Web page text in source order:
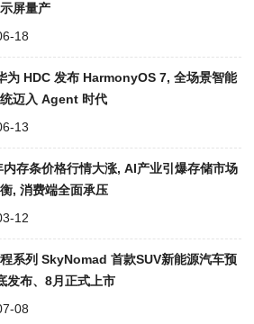
屏量产
18
为 HDC 发布 HarmonyOS 7, 全场景智能
迈入 Agent 时代
13
内存条价格行情大涨, AI产业引爆存储市场
, 消费端全面承压
12
系列 SkyNomad 首款SUV新能源汽车预
发布、8月正式上市
08